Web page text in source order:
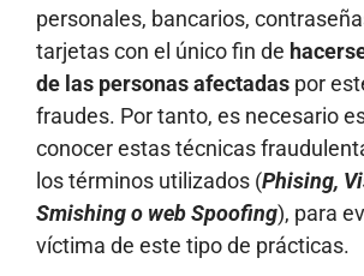
personales, bancarios,
tarjetas con el único fin de
de las personas afectadas por
fraudes. Por tanto, es necesario
conocer estas técnicas
los términos utilizados (Phising,
Smishing o web Spoofing), para
víctima de este tipo de prácticas.